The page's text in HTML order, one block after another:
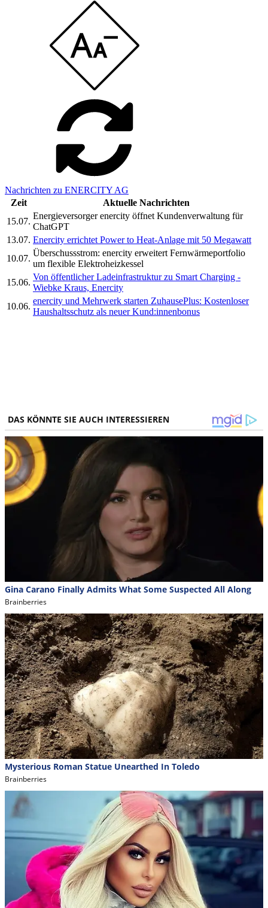
Nachrichten zu ENERCITY AG
Zeit
Aktuelle Nachrichten
15.07.
Energieversorger enercity öffnet Kundenverwaltung für
ChatGPT
13.07. Enercity errichtet Power to Heat-Anlage mit 50 Megawatt
10.07.
Überschussstrom: enercity erweitert Fernwärmeportfolio
um flexible Elektroheizkessel
15.06.
Von öffentlicher Ladeinfrastruktur zu Smart Charging -
Wiebke Kraus, Enercity
10.06.
enercity und Mehrwerk starten ZuhausePlus: Kostenloser
Haushaltsschutz als neuer Kund:innenbonus